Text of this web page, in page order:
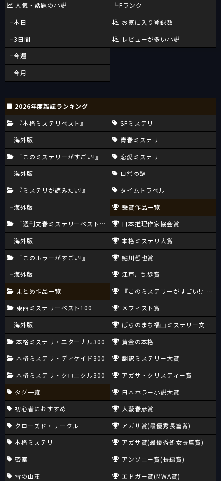
人気・話題の小説
本日
3日間
今週
今月
Fランク
お気に入り登録数
レビューが多い小説
2026年度雑誌ランキング
『本格ミステリベスト』
海外版
『このミステリーがすごい!』
海外版
『ミステリが読みたい!』
海外版
『週刊文春ミステリーベスト10』
海外版
『このホラーがすごい!』
海外版
まとめ作品一覧
東西ミステリーベスト100
海外版
本格ミステリ・エターナル300
本格ミステリ・ディケイド300
本格ミステリ・クロニクル300
タグ一覧
初心者におすすめ
クローズド・サークル
本格ミステリ
密室
雪の山荘
SFミステリ
青春ミステリ
恋愛ミステリ
日常の謎
タイムトラベル
受賞作品一覧
日本推理作家協会賞
本格ミステリ大賞
鮎川哲也賞
江戸川乱歩賞
『このミステリーがすごい!』大賞
メフィスト賞
ばらのまち福山ミステリー文学新
黄金の本格
翻訳ミステリー大賞
アガサ・クリスティー賞
日本ホラー小説大賞
大藪春彦賞
アガサ賞(最優秀長篇賞)
アガサ賞(最優秀処女長篇賞)
アンソニー賞(長編賞)
エドガー賞(MWA賞)